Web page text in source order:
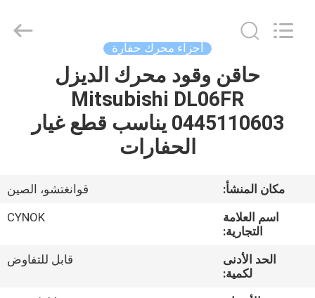
معلومات
جولة
أجزاء محرك حفارة
حاقن وقود محرك الديزل
Mitsubishi DL06FR
0445110603 يناسب قطع غيار
الحفارات
مكان المنشأ:
قوانغتشو، الصين
اسم العلامة
التجارية:
CYNOK
الحد الأدنى
لكمية:
قابل للتفاوض